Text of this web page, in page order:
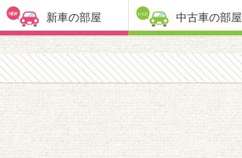
新車の部屋 中古車の部屋